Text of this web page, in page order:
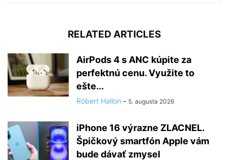
RELATED ARTICLES
AirPods 4 s ANC kúpite za
perfektnú cenu. Využite to
ešte...
Róbert Hallon - 5. augusta 2026
iPhone 16 výrazne ZLACNEL.
Špičkový smartfón Apple vám
bude dávať zmysel